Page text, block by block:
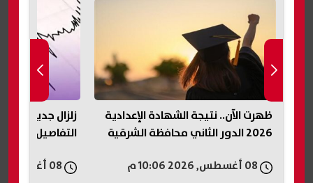
ظهرت الآن.. نتيجة الشهادة الإعدادية
2026 الدور الثاني محافظة الشرقية
زلزال جديد يضرب
التفاصيل